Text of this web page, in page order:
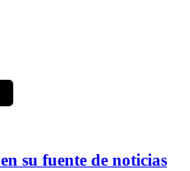
en su fuente de noticias